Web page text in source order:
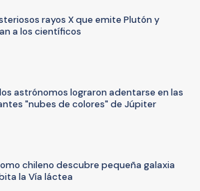
rayos X que emite Plutón y
a los científicos
astrónomos lograron adentarse en las
"nubes de colores" de Júpiter
chileno descubre pequeña galaxia
la Vía láctea